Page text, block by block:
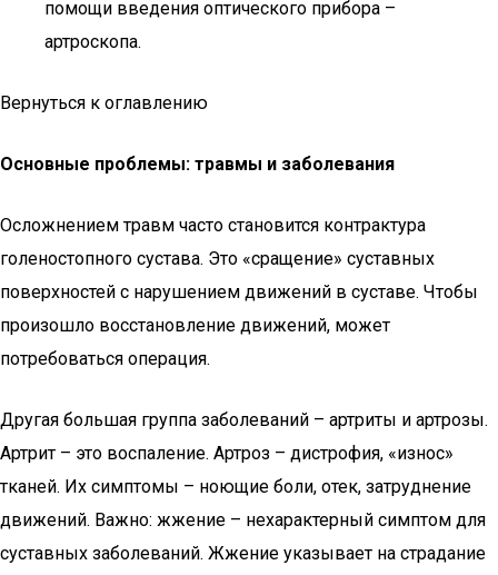
помощи введения оптического прибора –
артроскопа.
Вернуться к оглавлению
Основные проблемы: травмы и заболевания
Осложнением травм часто становится контрактура
голеностопного сустава. Это «сращение» суставных
поверхностей с нарушением движений в суставе. Чтобы
произошло восстановление движений, может
потребоваться операция.
Другая большая группа заболеваний – артриты и артрозы.
Артрит – это воспаление. Артроз – дистрофия, «износ»
тканей. Их симптомы – ноющие боли, отек, затруднение
движений. Важно: жжение – нехарактерный симптом для
суставных заболеваний. Жжение указывает на страдание